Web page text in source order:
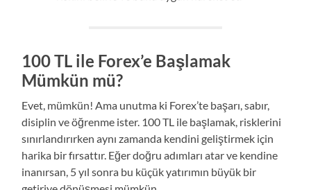
100 TL ile Forex’e Başlamak
Mümkün mü?
Evet, mümkün! Ama unutma ki Forex’te başarı, sabır,
disiplin ve öğrenme ister. 100 TL ile başlamak, risklerini
sınırlandırırken aynı zamanda kendini geliştirmek için
harika bir fırsattır. Eğer doğru adımları atar ve kendine
inanırsan, 5 yıl sonra bu küçük yatırımın büyük bir